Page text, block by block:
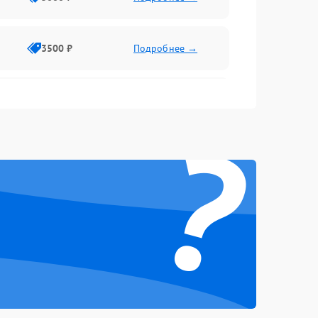
3500 ₽ Подробнее →
2000 ₽ Подробнее →
Подробнее →
Подробнее →
?